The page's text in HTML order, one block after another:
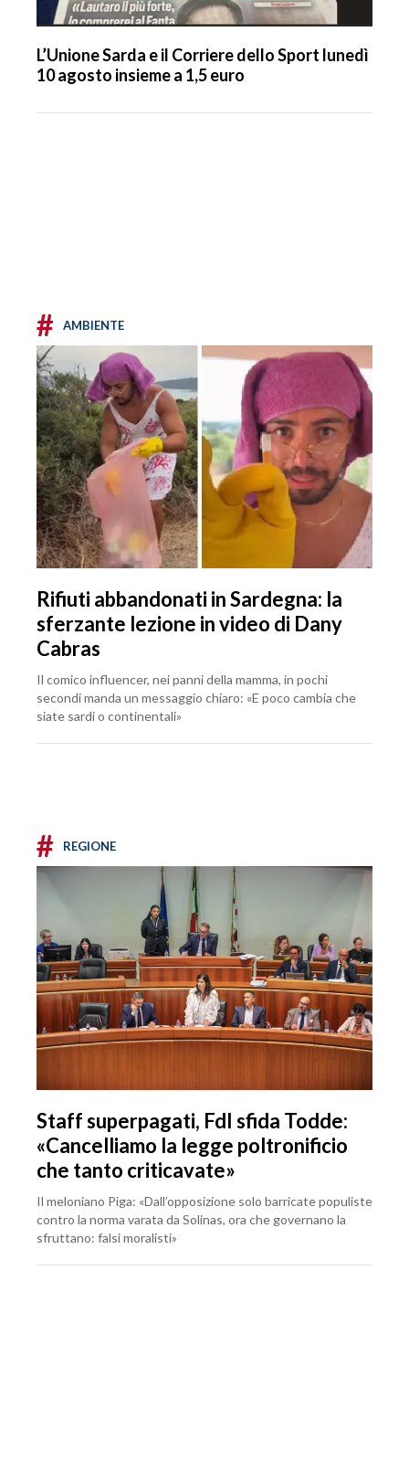
L’Unione Sarda e il Corriere dello Sport lunedì
10 agosto insieme a 1,5 euro
# AMBIENTE
Rifiuti abbandonati in Sardegna: la
sferzante lezione in video di Dany
Cabras
Il comico influencer, nei panni della mamma, in pochi
secondi manda un messaggio chiaro: «E poco cambia che
siate sardi o continentali»
# REGIONE
Staff superpagati, FdI sfida Todde:
«Cancelliamo la legge poltronificio
che tanto criticavate»
Il meloniano Piga: «Dall’opposizione solo barricate populiste
contro la norma varata da Solinas, ora che governano la
sfruttano: falsi moralisti»